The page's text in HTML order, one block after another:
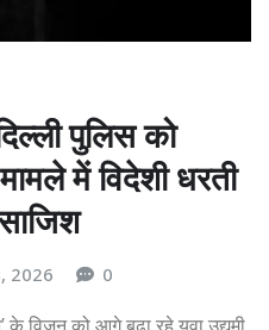
पुलिस को
में विदेशी धरती
2026 0